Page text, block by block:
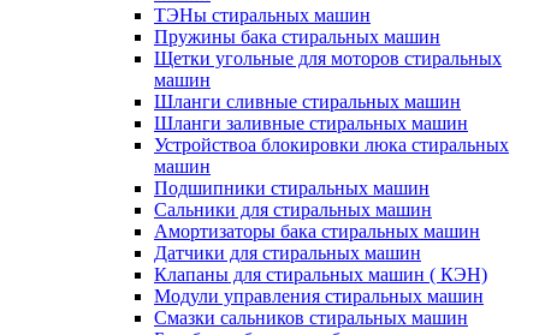
ТЭНы стиральных машин
Пружины бака стиральных машин
Щетки угольные для моторов стиральных
машин
Шланги сливные стиральных машин
Шланги заливные стиральных машин
Устройствоа блокировки люка стиральных
машин
Подшипники стиральных машин
Сальники для стиральных машин
Амортизаторы бака стиральных машин
Датчики для стиральных машин
Клапаны для стиральных машин ( КЭН)
Модули управления стиральных машин
Смазки сальников стиральных машин